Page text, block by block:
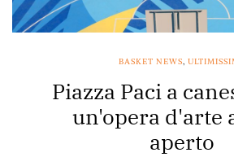
BASKET NEWS,
Piazza Paci a
un'opera d'arte
aperto